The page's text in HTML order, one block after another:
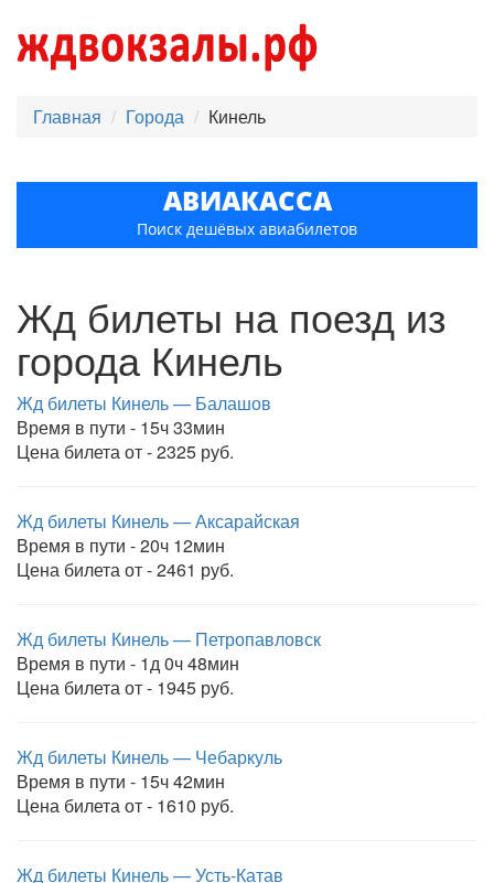
Главная Города Кинель
АВИАКАССА
Поиск дешёвых авиабилетов
Жд билеты на поезд из
города Кинель
Жд билеты Кинель — Балашов
Время в пути - 15ч 33мин
Цена билета от - 2325 руб.
Жд билеты Кинель — Аксарайская
Время в пути - 20ч 12мин
Цена билета от - 2461 руб.
Жд билеты Кинель — Петропавловск
Время в пути - 1д 0ч 48мин
Цена билета от - 1945 руб.
Жд билеты Кинель — Чебаркуль
Время в пути - 15ч 42мин
Цена билета от - 1610 руб.
Жд билеты Кинель — Усть-Катав